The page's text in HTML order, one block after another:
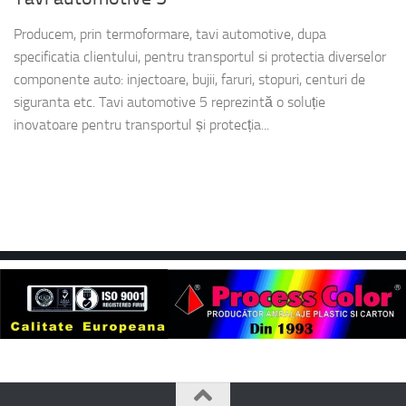
Producem, prin termoformare, tavi automotive, dupa
specificatia clientului, pentru transportul si protectia diverselor
componente auto: injectoare, bujii, faruri, stopuri, centuri de
siguranta etc. Tavi automotive 5 reprezintă o soluție
inovatoare pentru transportul și protecția...